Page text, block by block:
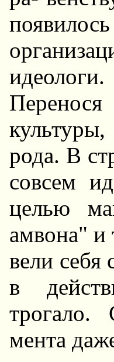
рода. В
совсем
целью
амвона" и
вели
в
трогало.
мента